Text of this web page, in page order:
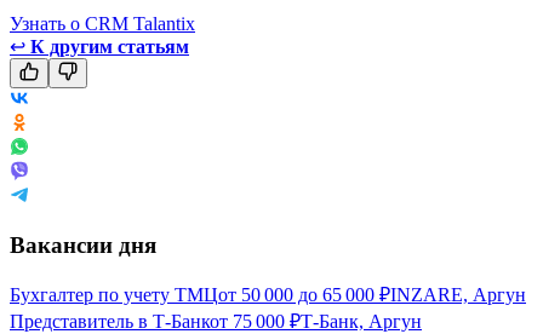
Узнать о CRM Talantix
↩ К другим статьям
Вакансии дня
Бухгалтер по учету ТМЦот 50 000 до 65 000 ₽INZARE, Аргун
Представитель в Т-Банкот 75 000 ₽Т-Банк, Аргун